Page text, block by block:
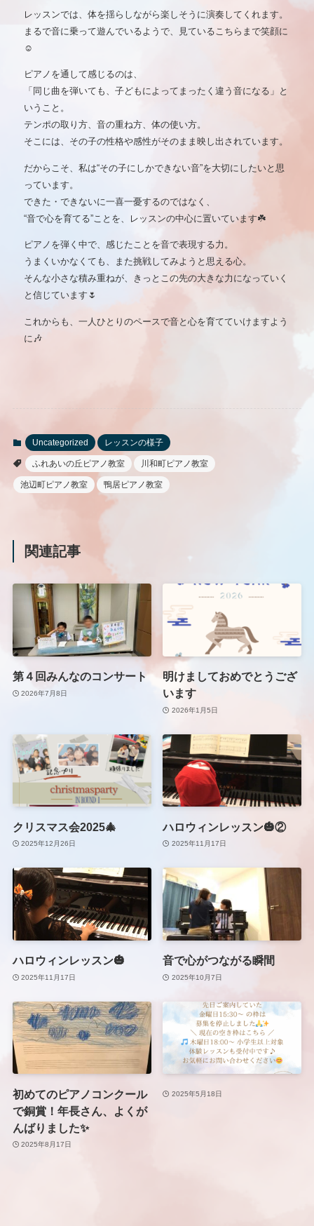
レッスンでは、体を揺らしながら楽しそうに演奏してくれます。
まるで音に乗って遊んでいるようで、見ているこちらまで笑顔に
☺️
ピアノを通して感じるのは、
「同じ曲を弾いても、子どもによってまったく違う音になる」と
いうこと。
テンポの取り方、音の重ね方、体の使い方。
そこには、その子の性格や感性がそのまま映し出されています。
だからこそ、私は“その子にしかできない音”を大切にしたいと思
っています。
できた・できないに一喜一憂するのではなく、
“音で心を育てる”ことを、レッスンの中心に置いています☘️
ピアノを弾く中で、感じたことを音で表現する力。
うまくいかなくても、また挑戦してみようと思える心。
そんな小さな積み重ねが、きっとこの先の大きな力になっていく
と信じています🌷
これからも、一人ひとりのペースで音と心を育てていけますよう
に🎶
Uncategorized レッスンの様子
ふれあいの丘ピアノ教室 川和町ピアノ教室
池辺町ピアノ教室 鴨居ピアノ教室
関連記事
第４回みんなのコンサート
2026年7月8日
明けましておめでとうござ
います
2026年1月5日
クリスマス会2025🎄
2025年12月26日
ハロウィンレッスン🎃②
2025年11月17日
ハロウィンレッスン🎃
2025年11月17日
音で心がつながる瞬間
2025年10月7日
初めてのピアノコンクール
で銅賞！年長さん、よくが
んばりました✨
2025年8月17日
2025年5月18日